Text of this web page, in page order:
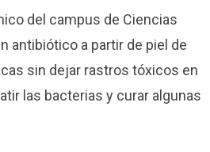
del campus de Ciencias
antibiótico a partir de piel de
sin dejar rastros tóxicos en
las bacterias y curar algunas